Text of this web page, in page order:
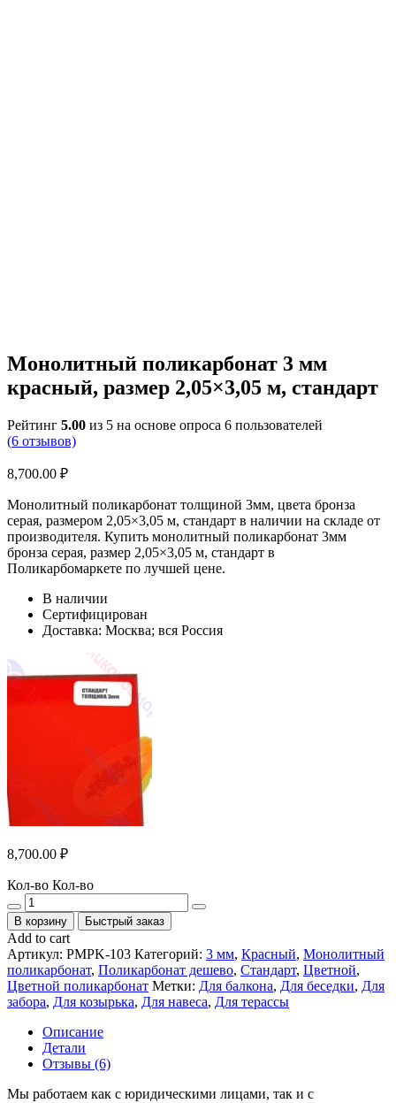
Монолитный поликарбонат 3 мм
красный, размер 2,05×3,05 м, стандарт
Рейтинг 5.00 из 5 на основе опроса 6 пользователей
(6 отзывов)
8,700.00 ₽
Монолитный поликарбонат толщиной 3мм, цвета бронза
серая, размером 2,05×3,05 м, стандарт в наличии на складе от
производителя. Купить монолитный поликарбонат 3мм
бронза серая, размер 2,05×3,05 м, стандарт в
Поликарбомаркете по лучшей цене.
В наличии
Сертифицирован
Доставка: Москва; вся Россия
8,700.00 ₽
Кол-во Кол-во
В корзину Быстрый заказ
Add to cart
Артикул: PMPK-103 Категорий: 3 мм, Красный, Монолитный
поликарбонат, Поликарбонат дешево, Стандарт, Цветной,
Цветной поликарбонат Метки: Для балкона, Для беседки, Для
забора, Для козырька, Для навеса, Для терассы
Описание
Детали
Отзывы (6)
Мы работаем как с юридическими лицами, так и с